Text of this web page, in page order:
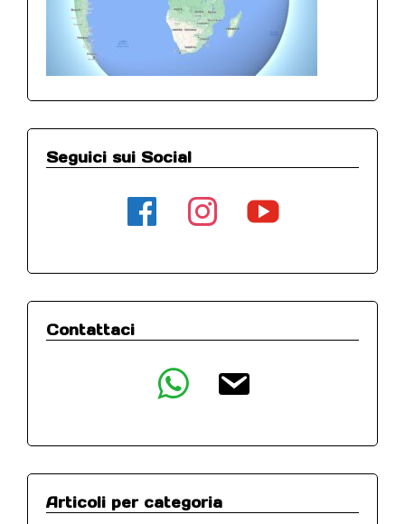
Seguici sui Social
facebook instagram youtube
Contattaci
whatsapp
Articoli per categoria